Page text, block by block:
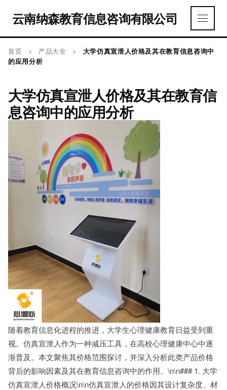
云南纳森教育信息咨询有限公司
首页 > 产品大全 >
大学仿真宣泄人价格及其在教育信息咨询中
的应用分析
大学仿真宣泄人价格及其在教育信
息咨询中的应用分析
随着教育信息化进程的推进，大学生心理健康教育日益受到重
视。仿真宣泄人作为一种减压工具，在高校心理健康中心中逐
渐普及。本文聚焦其价格范围探讨，并深入分析此类产品价格
背后的影响因素及其在教育信息咨询中的作用。\n\n### 1. 大学
仿真宣泄人价格概况\n\n仿真宣泄人的价格因其设计复杂度、材